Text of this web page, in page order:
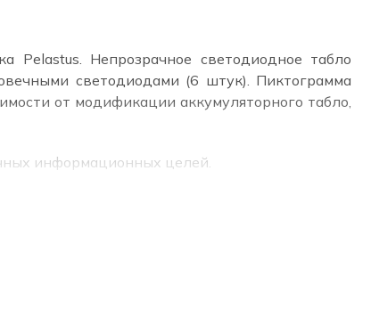
Pelastus. Непрозрачное светодиодное табло
светодиодами (6 штук). Пиктограмма
от модификации аккумуляторного табло,
информационных целей.